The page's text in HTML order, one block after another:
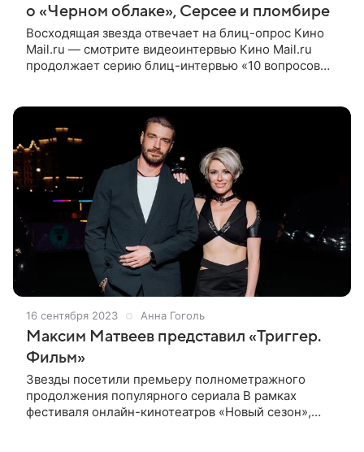
о «Черном облаке», Серсее и пломбире
Восходящая звезда отвечает на блиц-опрос Кино
Mail.ru — смотрите видеоинтервью Кино Mail.ru
продолжает серию блиц-интервью «10 вопросов
16 сентября 2023 Анна Гоголь
Максим Матвеев представил «Триггер.
Фильм»
Звезды посетили премьеру полнометражного
продолжения популярного сериала В рамках
фестиваля онлайн-кинотеатров «Новый сезон»,